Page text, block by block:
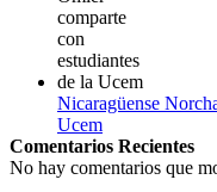
Nicaragüense
Ucem
Comentarios Recientes
No hay comentarios que